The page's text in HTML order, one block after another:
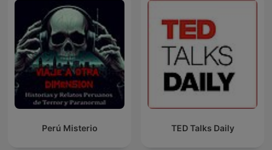
Perú Misterio TED Talks Daily